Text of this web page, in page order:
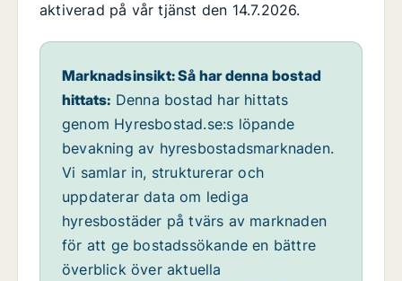
aktiverad på vår tjänst den 14.7.2026.
Marknadsinsikt: Så har denna bostad
hittats: Denna bostad har hittats
genom Hyresbostad.se:s löpande
bevakning av hyresbostadsmarknaden.
Vi samlar in, strukturerar och
uppdaterar data om lediga
hyresbostäder på tvärs av marknaden
för att ge bostadssökande en bättre
överblick över aktuella